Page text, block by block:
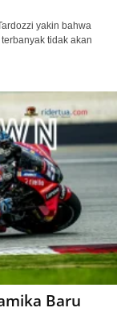
yakin bahwa
tidak akan
Baru